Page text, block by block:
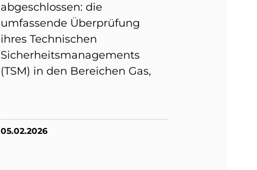
abgeschlossen: die
umfassende Überprüfung
ihres Technischen
Sicherheitsmanagements
(TSM) in den Bereichen Gas,
05.02.2026